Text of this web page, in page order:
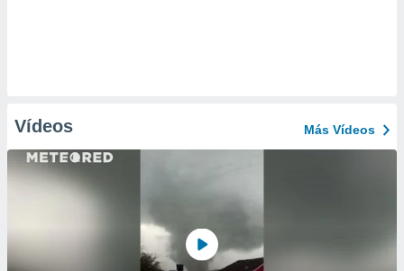
Vídeos Más Vídeos